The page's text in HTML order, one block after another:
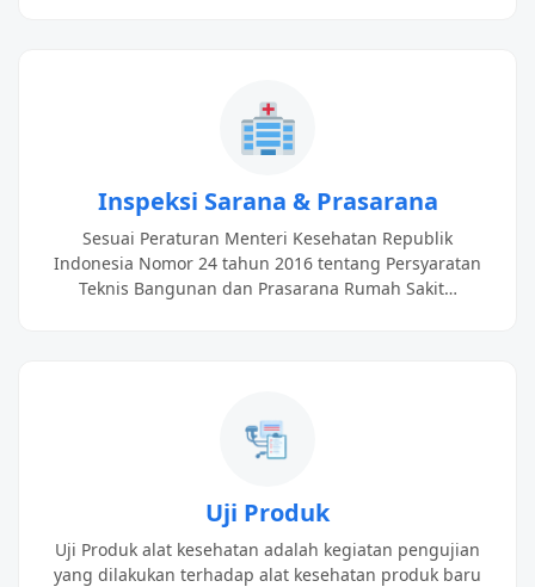
Inspeksi Sarana & Prasarana
Sesuai Peraturan Menteri Kesehatan Republik
Indonesia Nomor 24 tahun 2016 tentang Persyaratan
Teknis Bangunan dan Prasarana Rumah Sakit…
Uji Produk
Uji Produk alat kesehatan adalah kegiatan pengujian
yang dilakukan terhadap alat kesehatan produk baru